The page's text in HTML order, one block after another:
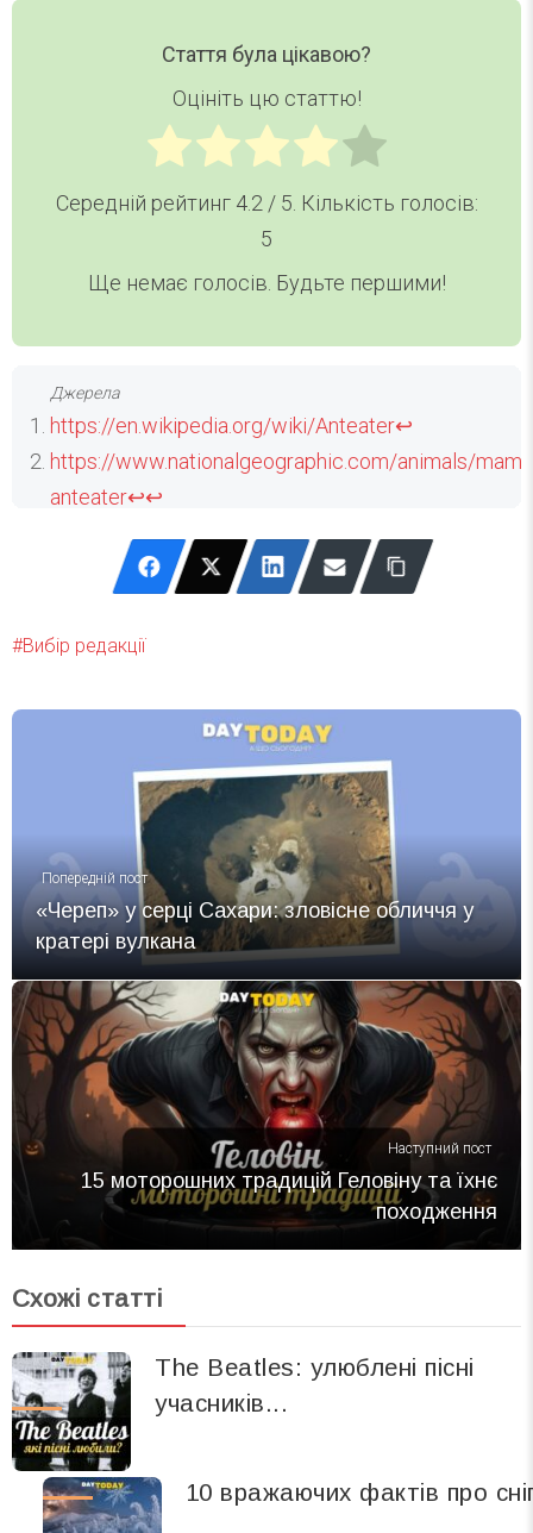
Стаття була цікавою?
Оцініть цю статтю!
Середній рейтинг 4.2/ 5. Кількість голосів:
5
Ще немає голосів. Будьте першими!
https://en.wikipedia.org/wiki/Anteater↩
https://www.nationalgeographic.com/animals/
anteater↩↩
https://wwf.org.au/what-we-
https://www.britannica.com/animal/numbat
Вибір редакції
Попередній пост
«Череп» у серці Сахари: зловісне обличчя у
кратері вулкана
Наступний пост
15 моторошних традицій Геловіну та їхнє
походження
Схожі статті
The Beatles: улюблені пісні
учасників...
10 вражаючих фактів про